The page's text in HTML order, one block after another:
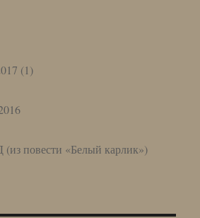
(1)
повести «Белый карлик»)